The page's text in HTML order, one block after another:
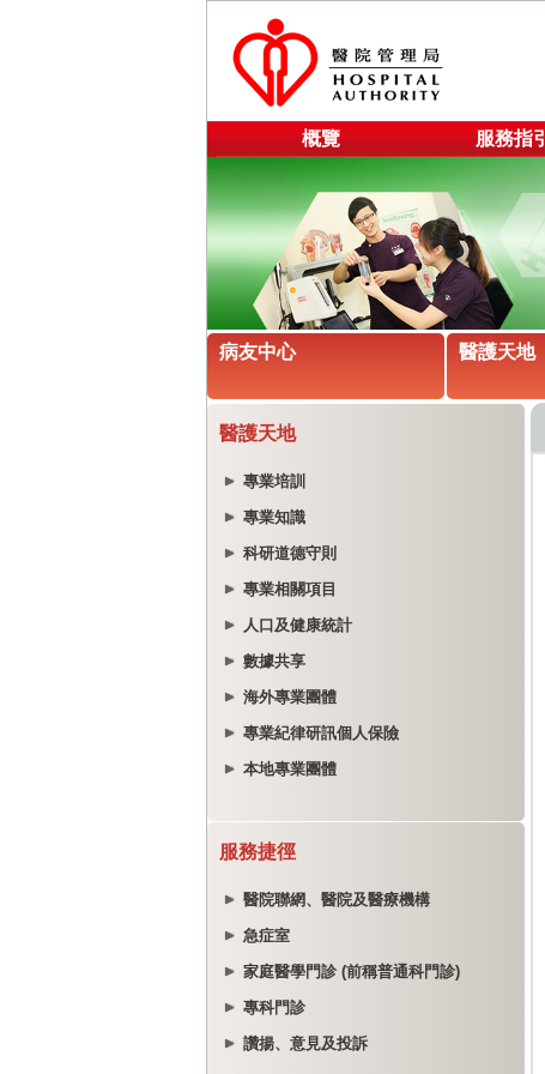
概覽 服務指引
病友中心 醫護天地
醫護天地
專業培訓
專業知識
科研道德守則
專業相關項目
人口及健康統計
數據共享
海外專業團體
專業紀律研訊個人保險
本地專業團體
服務捷徑
醫院聯網、醫院及醫療機構
急症室
家庭醫學門診 (前稱普通科門診)
專科門診
讚揚、意見及投訴